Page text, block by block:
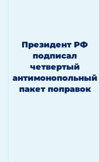
Президент РФ
подписал
четвертый
антимонопольный
пакет поправок